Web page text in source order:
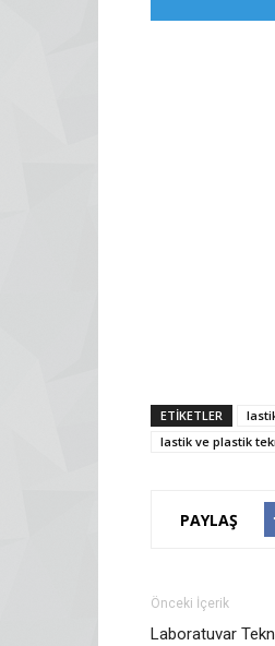
ETİKETLER
lastik ve plastik
PAYLAŞ
Önceki İçerik
Laboratuvar